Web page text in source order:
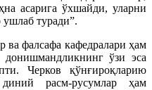
асарига ўхшайди, уларни
туради”.
фалсафа кафедралари ҳам
ўзи эса
Черков қўнғироқларию
расм-русумлар ҳам